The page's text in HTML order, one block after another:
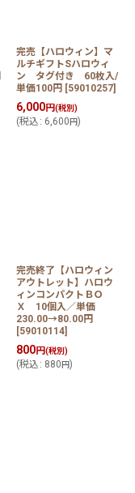
完売【ハロウィン】マ
ルチギフトSハロウィ
ン タグ付き 60枚入/
単価100円 [59010257]
6,000円(税別)
(税込 : 6,600円)
完売終了【ハロウィン
アウトレット】ハロウ
ィンコンパクトＢＯ
Ｘ 10個入／単価
230.00→80.00円
[59010114]
800円(税別)
(税込 : 880円)